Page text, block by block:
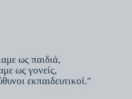
ως παιδιά,
ως γονείς,
εκπαιδευτικοί."